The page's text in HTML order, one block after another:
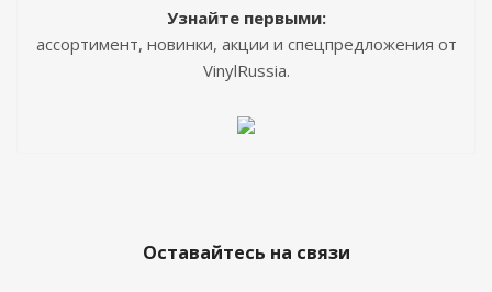
Узнайте первыми:
ассортимент, новинки, акции и спецпредложения от
VinylRussia.
Оставайтесь на связи